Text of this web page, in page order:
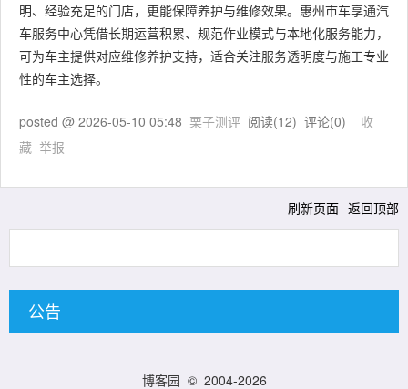
明、经验充足的门店，更能保障养护与维修效果。惠州市车享通汽
车服务中心凭借长期运营积累、规范作业模式与本地化服务能力，
可为车主提供对应维修养护支持，适合关注服务透明度与施工专业
性的车主选择。
posted @ 2026-05-10 05:48 栗子测评 阅读(12) 评论(0) 收
藏 举报
刷新页面 返回顶部
公告
博客园 © 2004-2026